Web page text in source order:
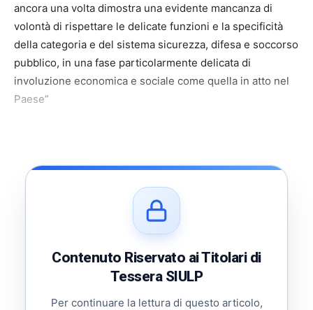
ancora una volta dimostra una evidente mancanza di
volontà di rispettare le delicate funzioni e la specificità
della categoria e del sistema sicurezza, difesa e soccorso
pubblico, in una fase particolarmente delicata di
involuzione economica e sociale come quella in atto nel
Paese”
Contenuto Riservato ai Titolari di
Tessera SIULP
Per continuare la lettura di questo articolo,